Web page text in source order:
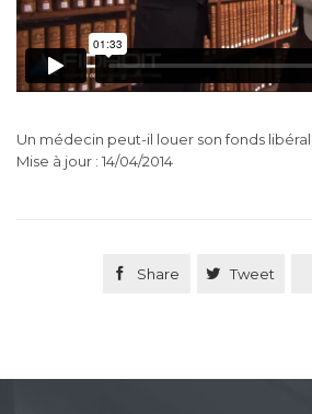
Un médecin peut-il louer son fonds libéral
Mise à jour : 14/04/2014
 Share  Tweet